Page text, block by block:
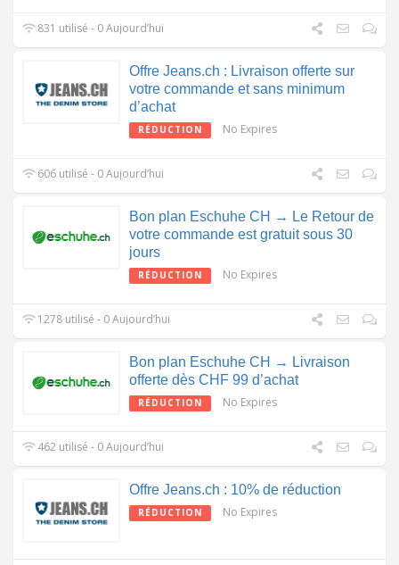
831 utilisé - 0 Aujourd’hui
Offre Jeans.ch : Livraison offerte sur
votre commande et sans minimum
d’achat
RÉDUCTION No Expires
606 utilisé - 0 Aujourd’hui
Bon plan Eschuhe CH → Le Retour de
votre commande est gratuit sous 30
jours
RÉDUCTION No Expires
1278 utilisé - 0 Aujourd’hui
Bon plan Eschuhe CH → Livraison
offerte dès CHF 99 d’achat
RÉDUCTION No Expires
462 utilisé - 0 Aujourd’hui
Offre Jeans.ch : 10% de réduction
RÉDUCTION No Expires